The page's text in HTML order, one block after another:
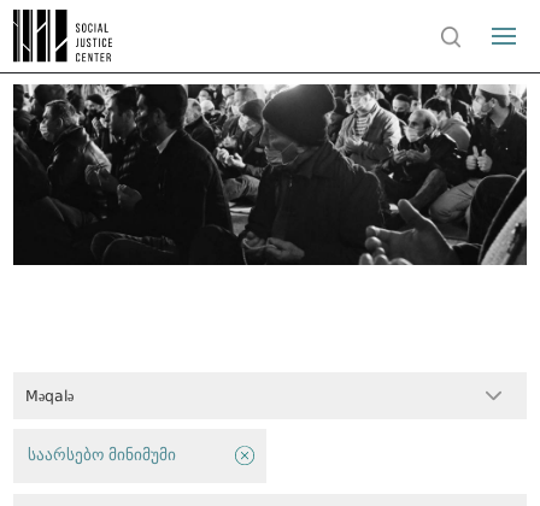
Məqalə
საარსებო მინიმუმი